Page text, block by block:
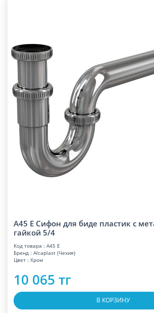
A45 E Сифон для биде пластик с
гайкой 5/4
Код товара : A45 E
Бренд : Alcaplast (Чехия)
Цвет : Хром
10 065 тг
В КОРЗИНУ